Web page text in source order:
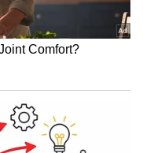
దృష్టి పెట్టరు.